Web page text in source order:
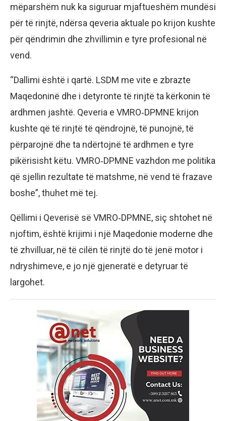
mëparshëm nuk ka siguruar mjaftueshëm mundësi
për të rinjtë, ndërsa qeveria aktuale po krijon kushte
për qëndrimin dhe zhvillimin e tyre profesional në
vend.
“Dallimi është i qartë. LSDM me vite e zbrazte
Maqedoninë dhe i detyronte të rinjtë ta kërkonin të
ardhmen jashtë. Qeveria e VMRO‑DPMNE krijon
kushte që të rinjtë të qëndrojnë, të punojnë, të
përparojnë dhe ta ndërtojnë të ardhmen e tyre
pikërisisht këtu. VMRO‑DPMNE vazhdon me politika
që sjellin rezultate të matshme, në vend të frazave
boshe”, thuhet më tej.
Qëllimi i Qeverisë së VMRO‑DPMNE, siç shtohet në
njoftim, është krijimi i një Maqedonie moderne dhe
të zhvilluar, në të cilën të rinjtë do të jenë motor i
ndryshimeve, e jo një gjeneratë e detyruar të
largohet.